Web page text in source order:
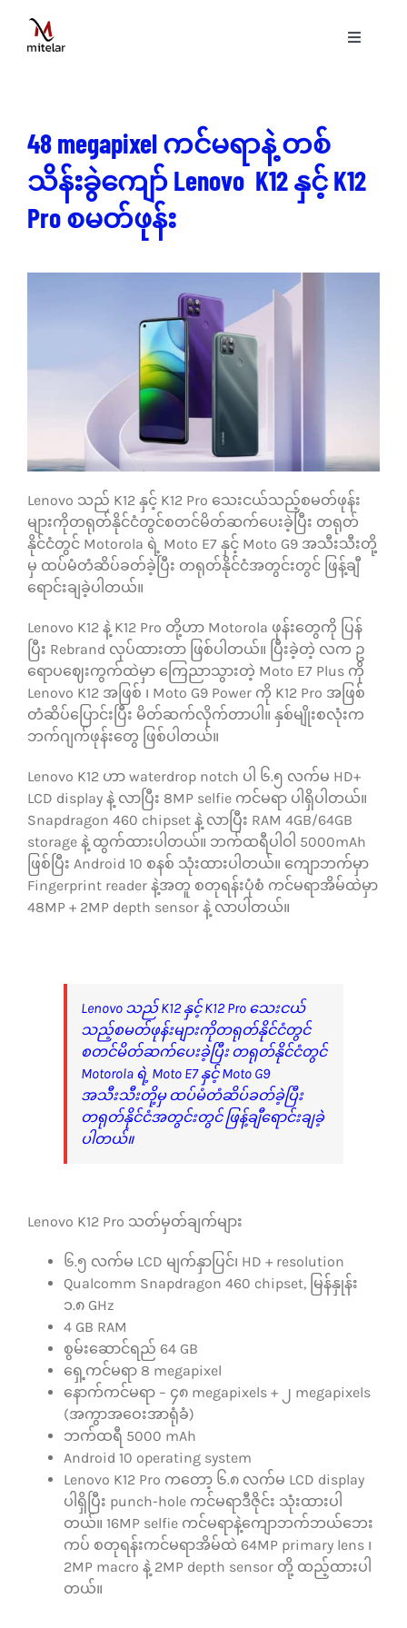
content
Toggle
နည်းပညာ
ဝန်ဆောင်မှုများ
ဆောင်းပါးများ
သုံးသပ်ချက်များ
ဆက်သွယ်ရန်
48 megapixel ကင်မရာနဲ့ တစ်
သိန်းခွဲကျော် Lenovo K12 နှင့် K12
Pro စမတ်ဖုန်း
Lenovo သည် K12 နှင့် K12 Pro သေးငယ်သည့်စမတ်ဖုန်း
များကိုတရုတ်နိုင်ငံတွင်စတင်မိတ်ဆက်ပေးခဲ့ပြီး တရုတ်
နိုင်ငံတွင် Motorola ရဲ့ Moto E7 နှင့် Moto G9 အသီးသီးတို့
မှ ထပ်မံတံဆိပ်ခတ်ခဲ့ပြီး တရုတ်နိုင်ငံအတွင်းတွင် ဖြန့်ချီ
ရောင်းချခဲ့ပါတယ်။
Lenovo K12 နဲ့ K12 Pro တို့ဟာ Motorola ဖုန်းတွေကို ပြန်
ပြီး Rebrand လုပ်ထားတာ ဖြစ်ပါတယ်။ ပြီးခဲ့တဲ့ လက ဥ
ရောပဈေးကွက်ထဲမှာ ကြေညာသွားတဲ့ Moto E7 Plus ကို
Lenovo K12 အဖြစ် ၊ Moto G9 Power ကို K12 Pro အဖြစ်
တံဆိပ်ပြောင်းပြီး မိတ်ဆက်လိုက်တာပါ။ နှစ်မျိုးစလုံးက
ဘက်ဂျက်ဖုန်းတွေ ဖြစ်ပါတယ်။
Lenovo K12 ဟာ waterdrop notch ပါ ၆.၅ လက်မ HD+
LCD display နဲ့ လာပြီး 8MP selfie ကင်မရာ ပါရှိပါတယ်။
Snapdragon 460 chipset နဲ့ လာပြီး RAM 4GB/64GB
storage နဲ့ ထွက်ထားပါတယ်။ ဘက်ထရီပါဝါ 5000mAh
ဖြစ်ပြီး Android 10 စနစ် သုံးထားပါတယ်။ ကျောဘက်မှာ
Fingerprint reader နဲ့အတူ စတုရန်းပုံစံ ကင်မရာအိမ်ထဲမှာ
48MP + 2MP depth sensor နဲ့ လာပါတယ်။
Lenovo သည် K12 နှင့် K12 Pro သေးငယ်
သည့်စမတ်ဖုန်းများကိုတရုတ်နိုင်ငံတွင်
စတင်မိတ်ဆက်ပေးခဲ့ပြီး တရုတ်နိုင်ငံတွင်
Motorola ရဲ့ Moto E7 နှင့် Moto G9
အသီးသီးတို့မှ ထပ်မံတံဆိပ်ခတ်ခဲ့ပြီး
တရုတ်နိုင်ငံအတွင်းတွင် ဖြန့်ချီရောင်းချခဲ့
ပါတယ်။
Lenovo K12 Pro သတ်မှတ်ချက်များ
၆.၅ လက်မ LCD မျက်နှာပြင်၊ HD + resolution
Qualcomm Snapdragon 460 chipset, မြန်နှုန်း
၁.၈ GHz
4 GB RAM
စွမ်းဆောင်ရည် 64 GB
ရှေ့ကင်မရာ 8 megapixel
နောက်ကင်မရာ – ၄၈ megapixels + ၂ megapixels
(အကွာအဝေးအာရုံခံ)
ဘက်ထရီ 5000 mAh
Android 10 operating system
Lenovo K12 Pro ကတော့ ၆.၈ လက်မ LCD display
ပါရှိပြီး punch-hole ကင်မရာဒီဇိုင်း သုံးထားပါ
တယ်။ 16MP selfie ကင်မရာနဲ့ကျောဘက်ဘယ်ဘေး
ကပ် စတုရန်းကင်မရာအိမ်ထဲ 64MP primary lens ၊
2MP macro နဲ့ 2MP depth sensor တို့ ထည့်ထားပါ
တယ်။